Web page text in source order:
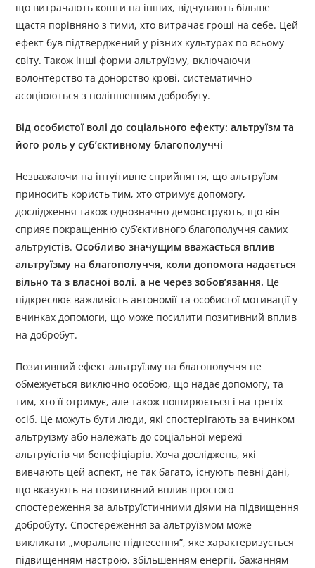
що витрачають кошти на інших, відчувають більше
щастя порівняно з тими, хто витрачає гроші на себе. Цей
ефект був підтверджений у різних культурах по всьому
світу. Також інші форми альтруїзму, включаючи
волонтерство та донорство крові, систематично
асоціюються з поліпшенням добробуту.
Від особистої волі до соціального ефекту: альтруїзм та
його роль у суб’єктивному благополуччі
Незважаючи на інтуїтивне сприйняття, що альтруїзм
приносить користь тим, хто отримує допомогу,
дослідження також однозначно демонструють, що він
сприяє покращенню суб’єктивного благополуччя самих
альтруїстів.Особливо значущим вважається вплив
альтруїзму на благополуччя, коли допомога надається
вільно та з власної волі, а не через зобов’язання. Це
підкреслює важливість автономії та особистої мотивації у
вчинках допомоги, що може посилити позитивний вплив
на добробут.
Позитивний ефект альтруїзму на благополуччя не
обмежується виключно особою, що надає допомогу, та
тим, хто її отримує, але також поширюється і на третіх
осіб. Це можуть бути люди, які спостерігають за вчинком
альтруїзму або належать до соціальної мережі
альтруїстів чи бенефіціарів. Хоча досліджень, які
вивчають цей аспект, не так багато, існують певні дані,
що вказують на позитивний вплив простого
спостереження за альтруїстичними діями на підвищення
добробуту. Спостереження за альтруїзмом може
викликати „моральне піднесення”, яке характеризується
підвищенням настрою, збільшенням енергії, бажанням